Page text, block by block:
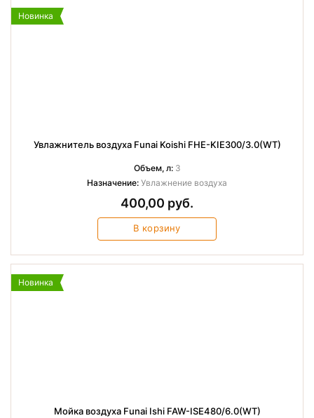
Новинка
Увлажнитель воздуха Funai Koishi FHE-KIE300/3.0(WT)
Объем, л:3
Назначение: Увлажнение воздуха
400,00 руб.
В корзину
Новинка
Мойка воздуха Funai Ishi FAW-ISE480/6.0(WT)